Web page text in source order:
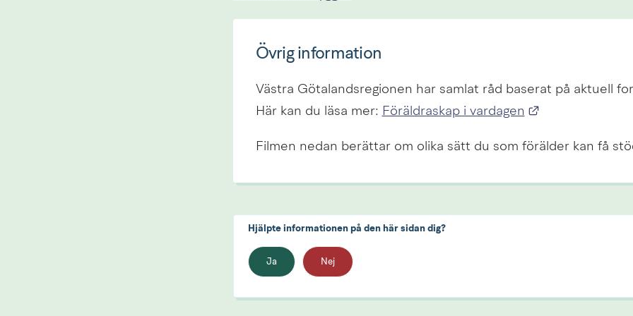
Övrig information
Västra Götalandsregionen har samlat råd baserat på aktuell
Här kan du läsa mer: Föräldraskap i vardagen Länk till annan
Filmen nedan berättar om olika sätt du som förälder kan få
Hjälpte informationen på den här sidan dig?
Ja Nej